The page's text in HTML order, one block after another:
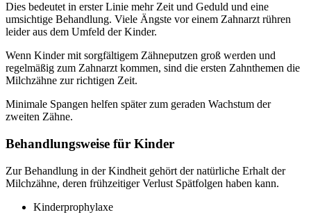
Dies bedeutet in erster Linie mehr Zeit und Geduld und eine
umsichtige Behandlung. Viele Ängste vor einem Zahnarzt rühren
leider aus dem Umfeld der Kinder.
Wenn Kinder mit sorgfältigem Zähneputzen groß werden und
regelmäßig zum Zahnarzt kommen, sind die ersten Zahnthemen die
Milchzähne zur richtigen Zeit.
Minimale Spangen helfen später zum geraden Wachstum der
zweiten Zähne.
Behandlungsweise für Kinder
Zur Behandlung in der Kindheit gehört der natürliche Erhalt der
Milchzähne, deren frühzeitiger Verlust Spätfolgen haben kann.
Kinderprophylaxe